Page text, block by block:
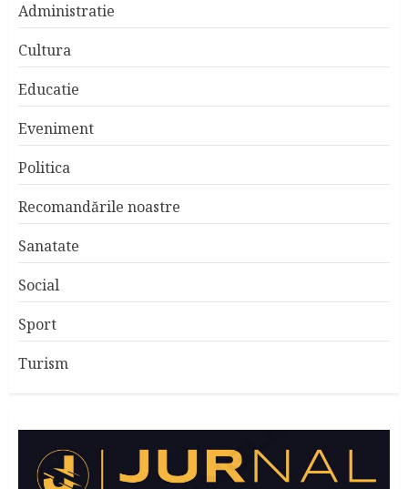
Administratie
Cultura
Educatie
Eveniment
Politica
Recomandările noastre
Sanatate
Social
Sport
Turism